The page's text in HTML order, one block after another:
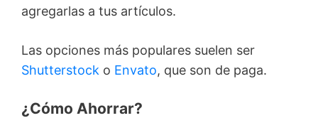
agregarlas a tus artículos.
Las opciones más populares suelen ser
Shutterstock o Envato, que son de paga.
¿Cómo Ahorrar?